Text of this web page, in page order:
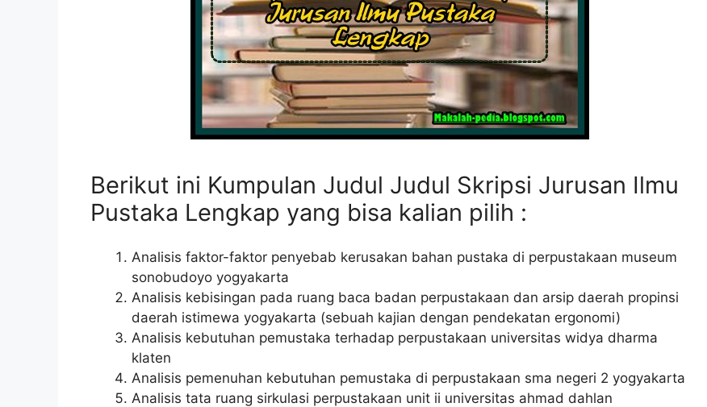
Berikut ini Kumpulan Judul Judul Skripsi Jurusan Ilmu
Pustaka Lengkap yang bisa kalian pilih :
Analisis faktor-faktor penyebab kerusakan bahan pustaka di perpustakaan museum
sonobudoyo yogyakarta
Analisis kebisingan pada ruang baca badan perpustakaan dan arsip daerah propinsi
daerah istimewa yogyakarta (sebuah kajian dengan pendekatan ergonomi)
Analisis kebutuhan pemustaka terhadap perpustakaan universitas widya dharma
klaten
Analisis pemenuhan kebutuhan pemustaka di perpustakaan sma negeri 2 yogyakarta
Analisis tata ruang sirkulasi perpustakaan unit ii universitas ahmad dahlan